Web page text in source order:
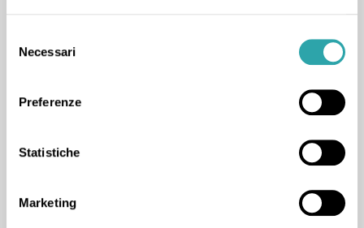
delNecessari
Preferenze
Statistiche
Marketing
Maturità
Diritto